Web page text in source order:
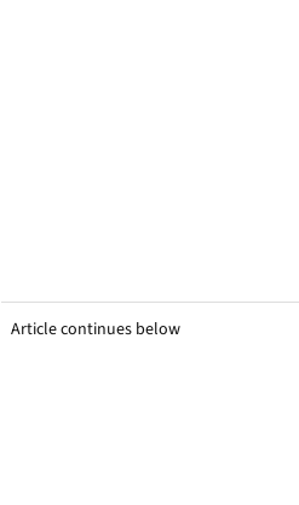
Article continues below